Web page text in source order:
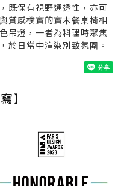
既保有視野通透性，亦可
質感樸實的實木餐桌椅相
吊燈，一者為料理時聚焦
於日常中渲染別致氛圍。
】